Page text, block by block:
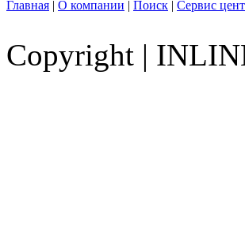
Главная | О компании | Поиск | Сервис
Copyright |